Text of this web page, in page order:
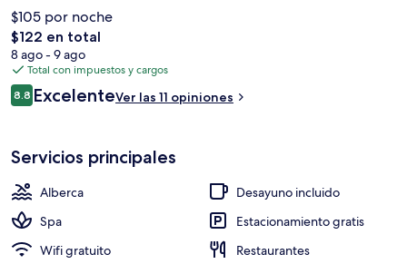
profundo. El restaurante es un buen lugar para comer rico, mientras
que en el bar o lounge puedes tomar un buen coctel frío. Destacan
sus 2 bares junto a la alberca, su chapoteadero y su terraza.
$105 por noche
El
precio
total
es
de
$122 en total
8 ago - 9 ago
Total con impuestos y cargos
Opiniones
8.88.8 de 10,
ExcelenteVer las 11 opiniones
Servicios principales
Alberca
Desayuno incluido
Spa
Estacionamiento gratis
Wifi gratuito
Restaurantes